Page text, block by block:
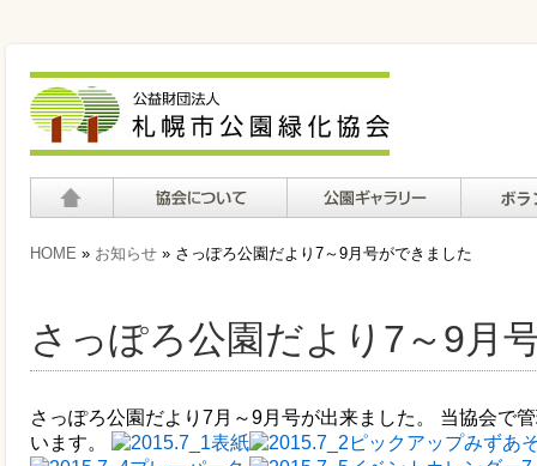
て
HOME » お知らせ » さっぽろ公園だより7～9月号ができました
さっぽろ公園だより7～9月
さっぽろ公園だより7月～9月号が出来ました。 当協会で
います。